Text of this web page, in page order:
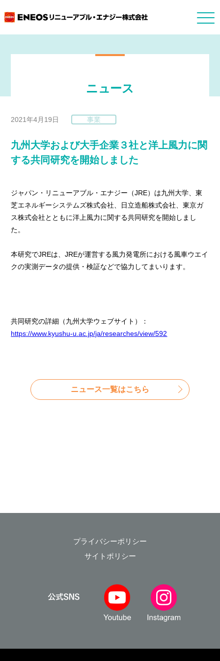
ニュース
2021年4月19日 事業
九州大学および大手企業３社と洋上風力に関
する共同研究を開始しました
ジャパン・リニューアブル・エナジー（JRE）は九州大学、東
芝エネルギーシステムズ株式会社、日立造船株式会社、東京ガ
ス株式会社とともに洋上風力に関する共同研究を開始しまし
た。
本研究でJREは、JREが運営する風力発電所における風車ウエイ
クの実測データの提供・検証などで協力してまいります。
共同研究の詳細（九州大学ウェブサイト）：
https://www.kyushu-u.ac.jp/ja/researches/view/592
ニュース一覧はこちら
プライバシーポリシー
サイトポリシー